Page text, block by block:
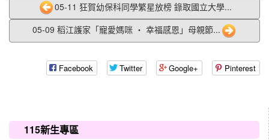
05-11 狂賀幼保科同學繁星放榜 錄取國立大學...
05-09 稻江護家「寵愛媽咪 ‧ 幸福感恩」母親節...
Facebook Twitter Google+ Pinterest
115新生專區